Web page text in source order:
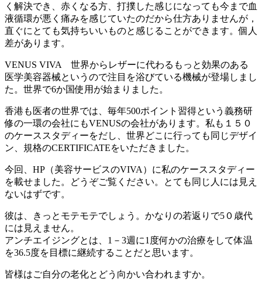
く解決でき、赤くなる方、打撲した感じになっても今まで血
液循環が悪く痛みを感じていたのだから仕方ありませんが，
直ぐにとても気持ちいいものと感じることができます。個人
差があります。
VENUS VIVA 世界からレザーに代わるもっと効果のある
医学美容器械というので注目を浴びている機械が登場しまし
た。世界で6か国使用が始まりました。
香港も医者の世界では、毎年500ポイント習得という義務研
修の一環の会社にもVENUSの会社があります。私も１５０
のケーススタディーをだし、世界どこに行っても同じデザイ
ン、規格のCERTIFICATEをいただきました。
今回、HP（美容サービスのVIVA）に私のケーススタディー
を載せました。どうぞご覧ください。とても同じ人には見え
ないはずです。
彼は、きっとモテモテでしょう。かなりの若返りで5０歳代
には見えません。
アンチエイジングとは、1－3週に1度何かの治療をして体温
を36.5度を目標に継続することだと思います。
皆様はご自分の老化とどう向かい合われますか。